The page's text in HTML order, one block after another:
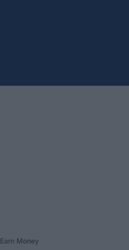
Earn Money